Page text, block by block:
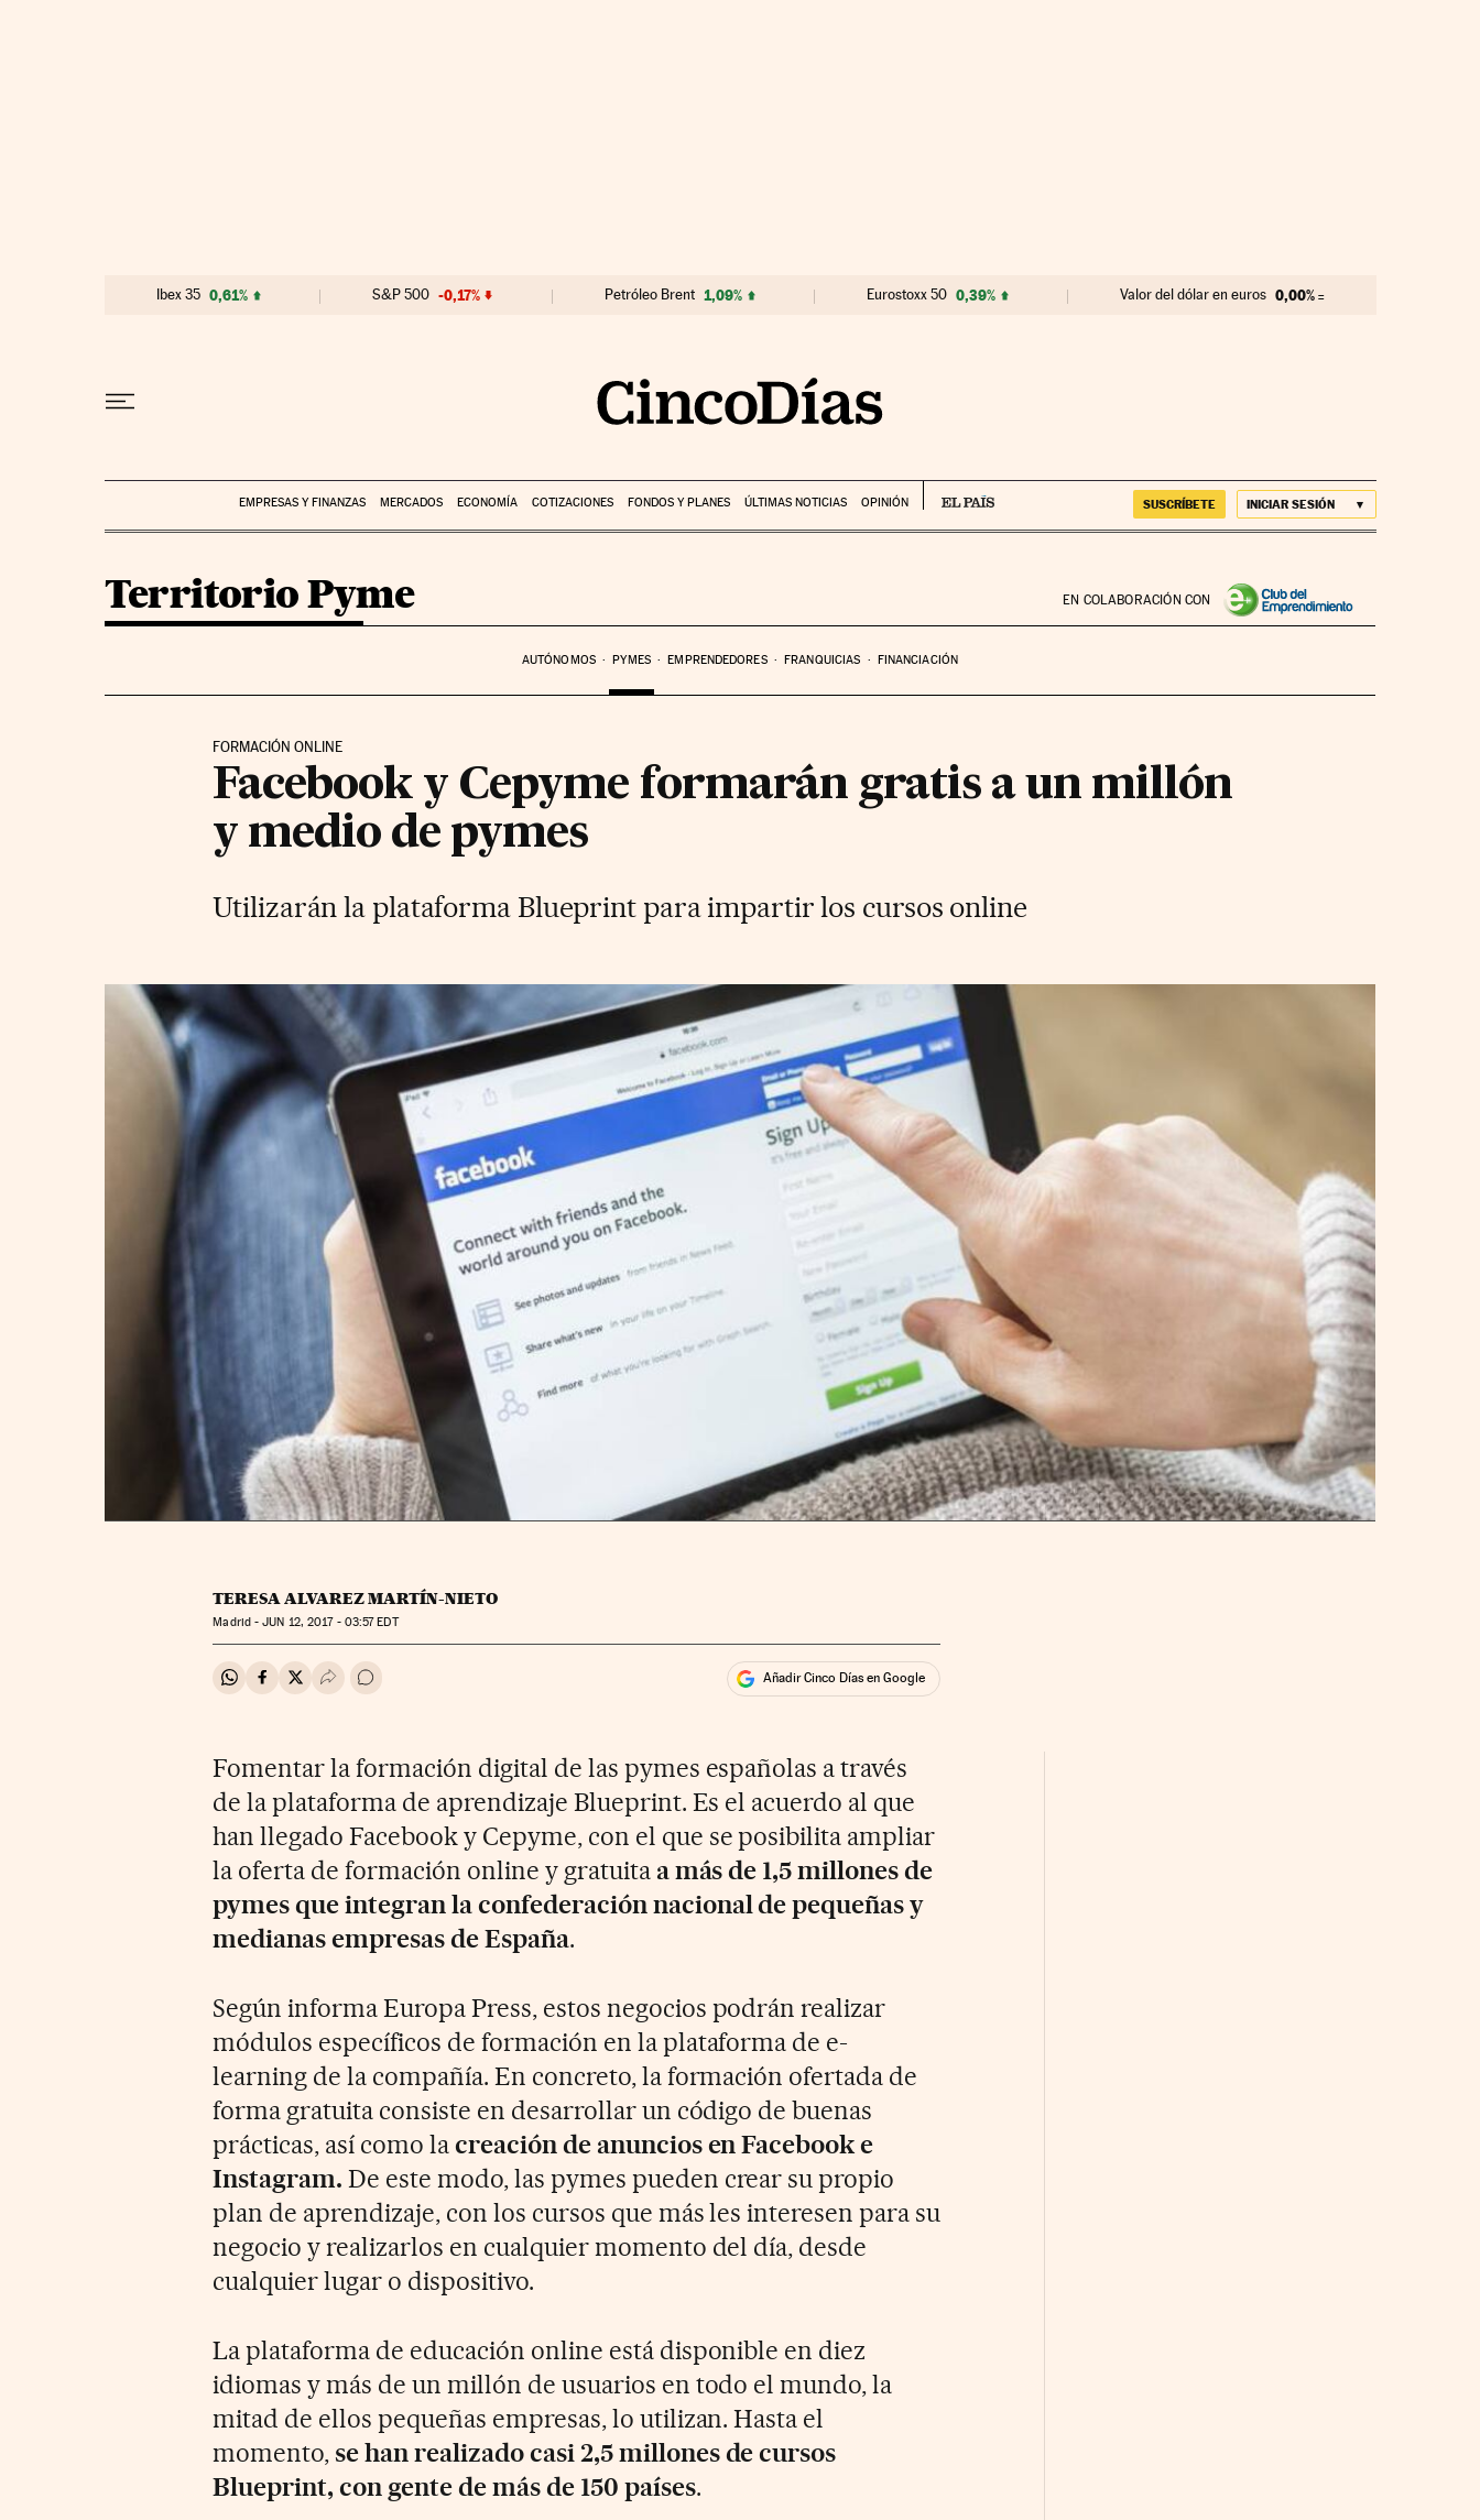
Ibex 35 0,61% S&P 500 -0,17% Petróleo Brent 1,09% Eurostoxx 50 0,39% Valor del dólar en euros 0,00%
EMPRESAS Y FINANZAS MERCADOS ECONOMÍA COTIZACIONES FONDOS Y PLANES ÚLTIMAS NOTICIAS OPINIÓN SUSCRÍBETE INICIAR SESIÓN
EN COLABORACIÓN CON
Territorio Pyme
AUTÓNOMOS PYMES EMPRENDEDORES FRANQUICIAS FINANCIACIÓN
FORMACIÓN ONLINE
Facebook y Cepyme formarán gratis a un millón
y medio de pymes
Utilizarán la plataforma Blueprint para impartir los cursos online
TERESA ALVAREZ MARTÍN-NIETO
Madrid -JUN 12, 2017 - 03:57EDT
Compartir en Whatsapp
Compartir en Facebook
Compartir en Twitter
Desplegar Redes Sociales
Ir a los comentarios Añadir Cinco Días en Google
Fomentar la formación digital de las pymes españolas a través
de la plataforma de aprendizaje Blueprint. Es el acuerdo al que
han llegado Facebook y Cepyme, con el que se posibilita ampliar
la oferta de formación online y gratuita a más de 1,5 millones de
pymes que integran la confederación nacional de pequeñas y
medianas empresas de España.
Según informa Europa Press, estos negocios podrán realizar
módulos específicos de formación en la plataforma de e-
learning de la compañía. En concreto, la formación ofertada de
forma gratuita consiste en desarrollar un código de buenas
prácticas, así como lacreación de anuncios en Facebook e
Instagram. De este modo, las pymes pueden crear su propio
plan de aprendizaje, con los cursos que más les interesen para su
negocio y realizarlos en cualquier momento del día, desde
cualquier lugar o dispositivo.
La plataforma de educación online está disponible en diez
idiomas y más de un millón de usuarios en todo el mundo, la
mitad de ellos pequeñas empresas, lo utilizan. Hasta el
momento,se han realizado casi 2,5 millones de cursos
Blueprint, con gente de más de 150 países.